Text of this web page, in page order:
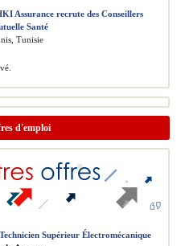
IKI Assurance recrute des Conseillers
Santé
Tunisie
d'emploi
Technicien Supérieur Électromécanique